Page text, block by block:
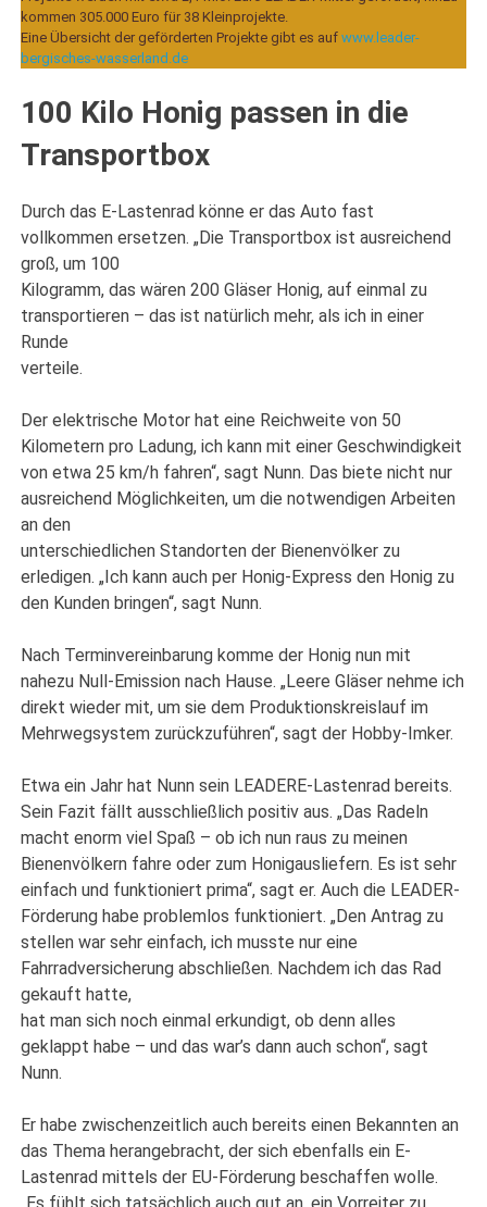
kommen 305.000 Euro für 38 Kleinprojekte.
Eine Übersicht der geförderten Projekte gibt es aufwww.leader-
bergisches-wasserland.de
100 Kilo Honig passen in die
Transportbox
Durch das E-Lastenrad könne er das Auto fast
vollkommen ersetzen. „Die Transportbox ist ausreichend
groß, um 100
Kilogramm, das wären 200 Gläser Honig, auf einmal zu
transportieren – das ist natürlich mehr, als ich in einer
Runde
verteile.
Der elektrische Motor hat eine Reichweite von 50
Kilometern pro Ladung, ich kann mit einer Geschwindigkeit
von etwa 25 km/h fahren“, sagt Nunn. Das biete nicht nur
ausreichend Möglichkeiten, um die notwendigen Arbeiten
an den
unterschiedlichen Standorten der Bienenvölker zu
erledigen. „Ich kann auch per Honig-Express den Honig zu
den Kunden bringen“, sagt Nunn.
Nach Terminvereinbarung komme der Honig nun mit
nahezu Null-Emission nach Hause. „Leere Gläser nehme ich
direkt wieder mit, um sie dem Produktionskreislauf im
Mehrwegsystem zurückzuführen“, sagt der Hobby-Imker.
Etwa ein Jahr hat Nunn sein LEADERE-Lastenrad bereits.
Sein Fazit fällt ausschließlich positiv aus. „Das Radeln
macht enorm viel Spaß – ob ich nun raus zu meinen
Bienenvölkern fahre oder zum Honigausliefern. Es ist sehr
einfach und funktioniert prima“, sagt er. Auch die LEADER-
Förderung habe problemlos funktioniert. „Den Antrag zu
stellen war sehr einfach, ich musste nur eine
Fahrradversicherung abschließen. Nachdem ich das Rad
gekauft hatte,
hat man sich noch einmal erkundigt, ob denn alles
geklappt habe – und das war’s dann auch schon“, sagt
Nunn.
Er habe zwischenzeitlich auch bereits einen Bekannten an
das Thema herangebracht, der sich ebenfalls ein E-
Lastenrad mittels der EU-Förderung beschaffen wolle.